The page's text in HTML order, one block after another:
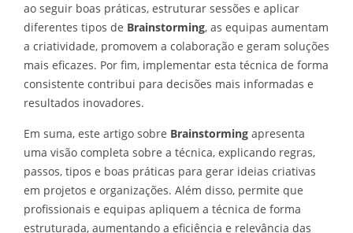
ao seguir boas práticas, estruturar sessões e aplicar
diferentes tipos de Brainstorming, as equipas aumentam
a criatividade, promovem a colaboração e geram soluções
mais eficazes. Por fim, implementar esta técnica de forma
consistente contribui para decisões mais informadas e
resultados inovadores.
Em suma, este artigo sobre Brainstorming apresenta
uma visão completa sobre a técnica, explicando regras,
passos, tipos e boas práticas para gerar ideias criativas
em projetos e organizações. Além disso, permite que
profissionais e equipas apliquem a técnica de forma
estruturada, aumentando a eficiência e relevância das